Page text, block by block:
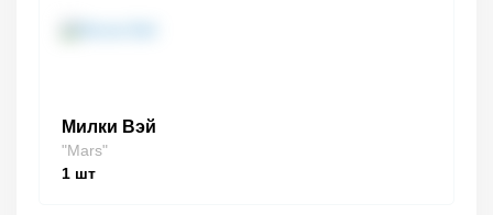
Милки Вэй
"Mars"
1 шт